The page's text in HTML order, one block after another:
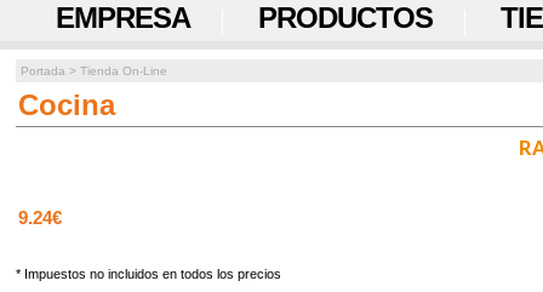
EMPRESA PRODUCTOS
Portada > Tienda On-Line
Cocina
9.24€
* Impuestos no incluidos en todos los precios